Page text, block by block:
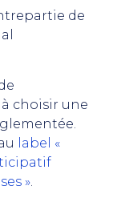
de
choisir une
label «
».